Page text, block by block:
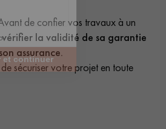
de confier vos travaux à un
vérifier la validité de sa garantie
assurance.
sécuriser votre projet en toute